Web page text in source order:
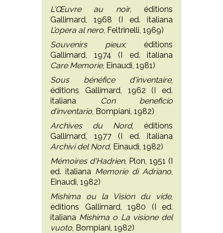
L'Œuvre au noir, éditions
Gallimard, 1968 (I ed. italiana
L’opera al nero , Feltrinelli, 1969)
Souvenirs pieux, éditions
Gallimard, 1974 (I ed. italiana
Care Memorie, Einaudi, 1981)
Sous bénéfice d'inventaire,
éditions Gallimard, 1962 (I ed.
italiana
Con beneficio
d’inventario , Bompiani, 1982)
Archives du Nord, éditions
Gallimard, 1977 (I ed. italiana
Archivi del Nord, Einaudi, 1982)
Mémoires d'Hadrien, Plon, 1951 (I
ed. italiana Memorie di Adriano
Einaudi, 1982)
Mishima ou la Vision du vide,
éditions Gallimard, 1980 (I ed.
italiana Mishima o La visione del
vuoto , Bompiani, 1982)